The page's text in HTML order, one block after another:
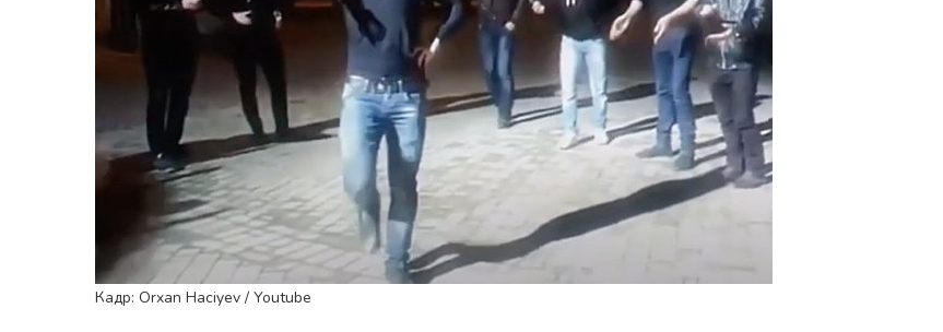
Кадр: Orxan Haciyev / Youtube